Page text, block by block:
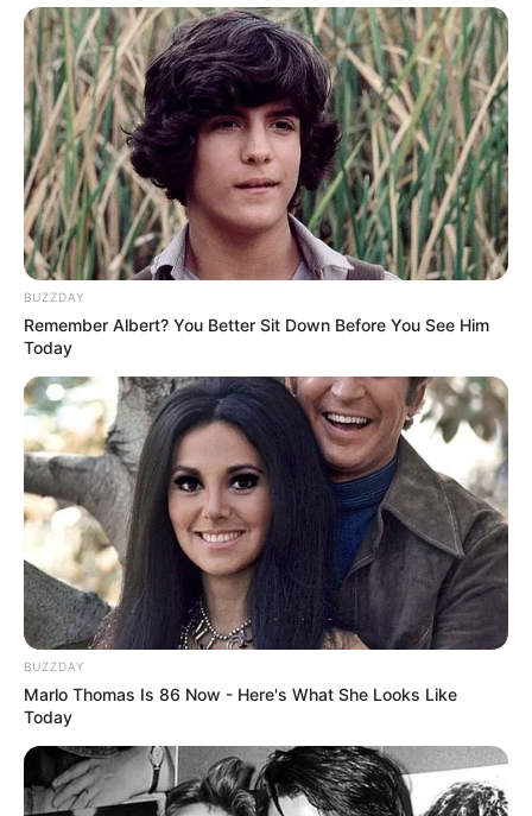
8 Kata Lucu Seputar Malam
Minggu ala Jomblo yang Bikin
Ngenes
10 Desain Kanopi Tempat
Tidur, Serasa Beristirahat di
Kamar Raja
Tampil Lebih Modern, 7 Potret
Hasil Renovasi Rumah Berusia
90 Tahun
BUZZDAY
Remember Albert? You Better Sit Down Before You See Him
Today
BUZZDAY
Marlo Thomas Is 86 Now - Here's What She Looks Like
Today